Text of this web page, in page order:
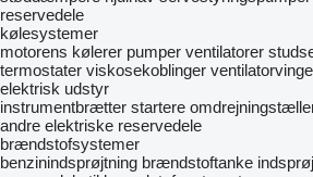
reservedele
kølesystemer
motorens kølerer pumper ventilatorer
termostater viskosekoblinger
elektrisk udstyr
instrumentbrætter startere
andre elektriske reservedele
brændstofsystemer
benzinindsprøjtning brændstoftanke